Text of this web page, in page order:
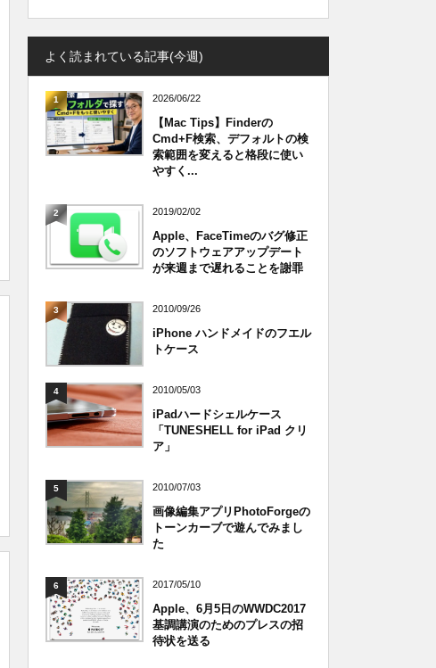
よく読まれている記事(今週)
1 2026/06/22
【Mac Tips】Finderの
Cmd+F検索、デフォルトの検
索範囲を変えると格段に使い
やすく...
2 2019/02/02
Apple、FaceTimeのバグ修正
のソフトウェアアップデート
が来週まで遅れることを謝罪
3 2010/09/26
iPhone ハンドメイドのフエル
トケース
4 2010/05/03
iPadハードシェルケース
「TUNESHELL for iPad クリ
ア」
5 2010/07/03
画像編集アプリPhotoForgeの
トーンカーブで遊んでみまし
た
6 2017/05/10
Apple、6月5日のWWDC2017
基調講演のためのプレスの招
待状を送る